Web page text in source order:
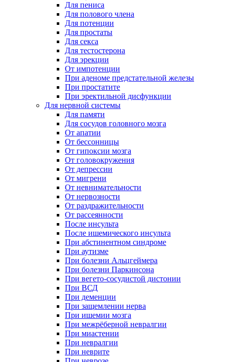
Для пениса
Для полового члена
Для потенции
Для простаты
Для секса
Для тестостерона
Для эрекции
От импотенции
При аденоме предстательной железы
При простатите
При эректильной дисфункции
Для нервной системы
Для памяти
Для сосудов головного мозга
От апатии
От бессонницы
От гипоксии мозга
От головокружения
От депрессии
От мигрени
От невнимательности
От нервозности
От раздражительности
От рассеянности
После инсульта
После ишемического инсульта
При абстинентном синдроме
При аутизме
При болезни Альцгеймера
При болезни Паркинсона
При вегето-сосудистой дистонии
При ВСД
При деменции
При защемлении нерва
При ишемии мозга
При межрёберной невралгии
При миастении
При невралгии
При неврите